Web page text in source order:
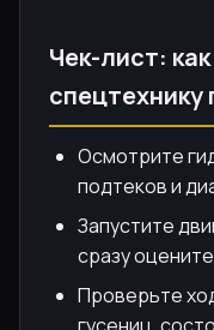
Чек-лист:
спецтехнику
Осмотрите
подтеков и
Запустите
сразу
Проверьте